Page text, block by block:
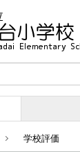
学校評価